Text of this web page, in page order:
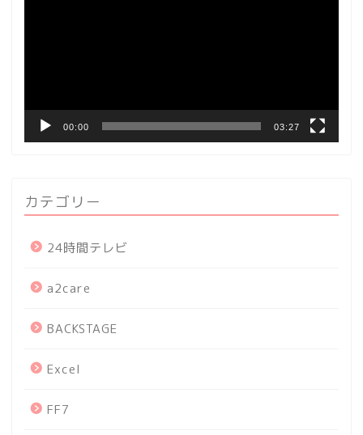
00:00 03:27
カテゴリー
24時間テレビ
a2care
BACKSTAGE
Excel
FF7